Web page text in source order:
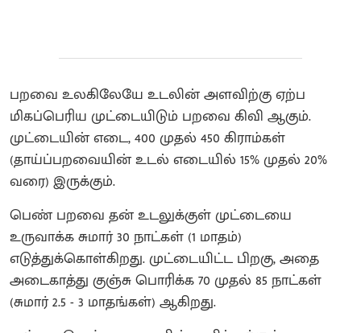
பறவை உலகிலேயே உடலின் அளவிற்கு ஏற்ப
மிகப்பெரிய முட்டையிடும் பறவை கிவி ஆகும்.
முட்டையின் எடை, 400 முதல் 450 கிராம்கள்
(தாய்ப்பறவையின் உடல் எடையில் 15% முதல் 20%
வரை) இருக்கும்.
பெண் பறவை தன் உடலுக்குள் முட்டையை
உருவாக்க சுமார் 30 நாட்கள் (1 மாதம்)
எடுத்துக்கொள்கிறது. முட்டையிட்ட பிறகு, அதை
அடைகாத்து குஞ்சு பொரிக்க 70 முதல் 85 நாட்கள்
(சுமார் 2.5 - 3 மாதங்கள்) ஆகிறது.